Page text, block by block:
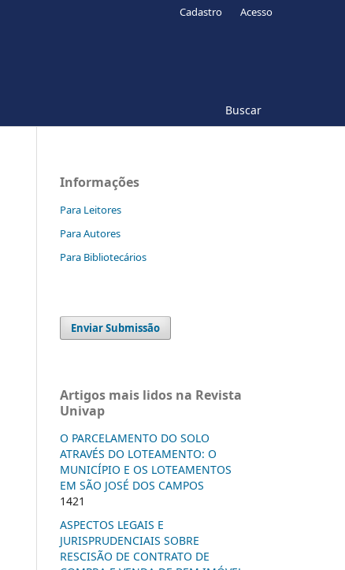
Buscar
Cadastro Acesso
Informações
Para Leitores
Para Autores
Para Bibliotecários
Enviar Submissão
Artigos mais lidos na Revista
Univap
O PARCELAMENTO DO SOLO
ATRAVÉS DO LOTEAMENTO: O
MUNICÍPIO E OS LOTEAMENTOS
EM SÃO JOSÉ DOS CAMPOS
1421
ASPECTOS LEGAIS E
JURISPRUDENCIAIS SOBRE
RESCISÃO DE CONTRATO DE